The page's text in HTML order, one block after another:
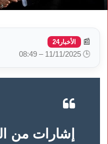
📰 الأخبار24
🕒 11/11/2025 – 08:49
إشارات من